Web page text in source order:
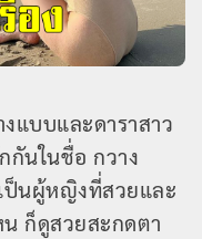
แบบและดาราสาว
กันในชื่อ กวาง
ป็นผู้หญิงที่สวยและ
ก็ดูสวยสะกดตา